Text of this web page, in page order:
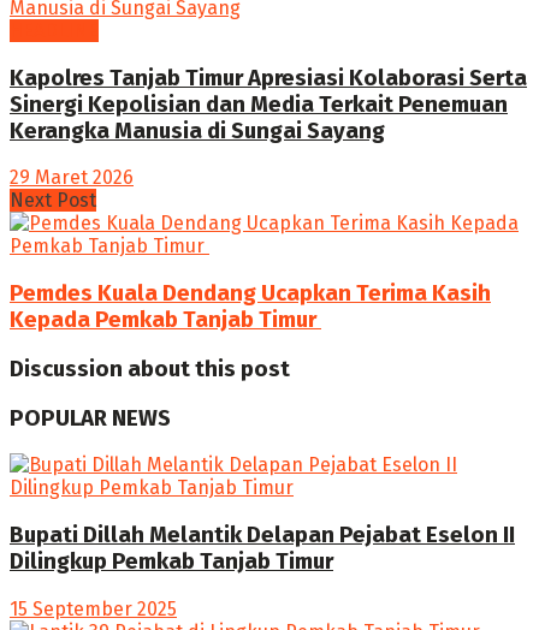
Kapolres Tanjab Timur Apresiasi Kolaborasi Serta
Sinergi Kepolisian dan Media Terkait Penemuan
Kerangka Manusia di Sungai Sayang
29 Maret 2026
Next Post
Pemdes Kuala Dendang Ucapkan Terima Kasih
Kepada Pemkab Tanjab Timur
Discussion about this post
POPULAR NEWS
Bupati Dillah Melantik Delapan Pejabat Eselon II
Dilingkup Pemkab Tanjab Timur
15 September 2025